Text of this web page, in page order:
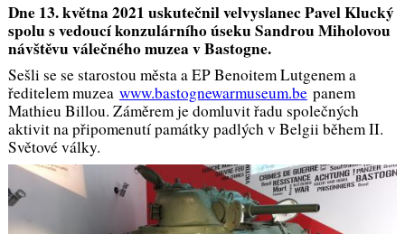
Dne 13. května 2021 uskutečnil velvyslanec Pavel Klucký
spolu s vedoucí konzulárního úseku Sandrou Miholovou
návštěvu válečného muzea v Bastogne.
Sešli se se starostou města a EP Benoitem Lutgenem a
ředitelem muzea www.bastognewarmuseum.bepanem
Mathieu Billou. Záměrem je domluvit řadu společných
aktivit na připomenutí památky padlých v Belgii během II.
Světové války.